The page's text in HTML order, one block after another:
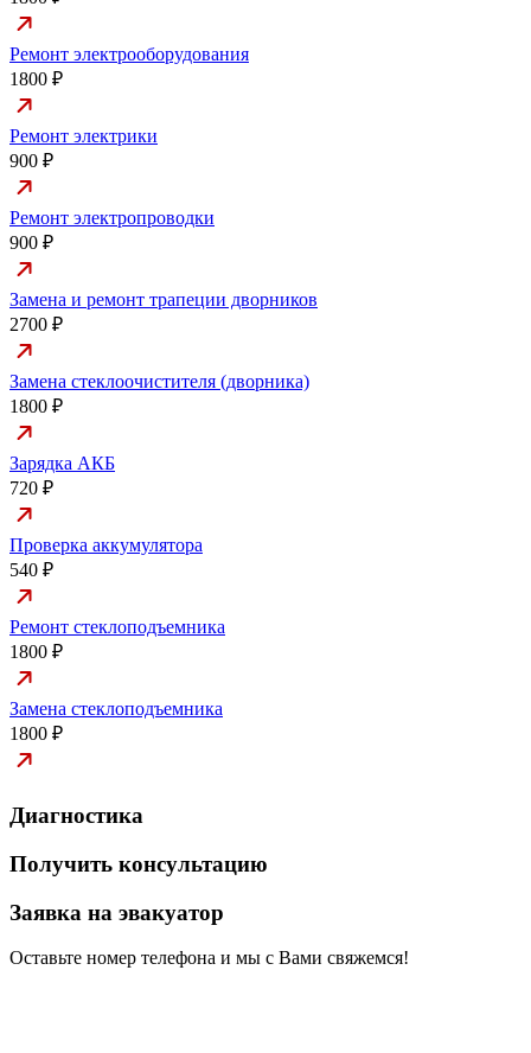
Ремонт электрооборудования
1800 ₽
Ремонт электрики
900 ₽
Ремонт электропроводки
900 ₽
Замена и ремонт трапеции дворников
2700 ₽
Замена стеклоочистителя (дворника)
1800 ₽
Зарядка АКБ
720 ₽
Проверка аккумулятора
540 ₽
Ремонт стеклоподъемника
1800 ₽
Замена стеклоподъемника
1800 ₽
Диагностика
Получить консультацию
Заявка на эвакуатор
Оставьте номер телефона и мы с Вами свяжемся!